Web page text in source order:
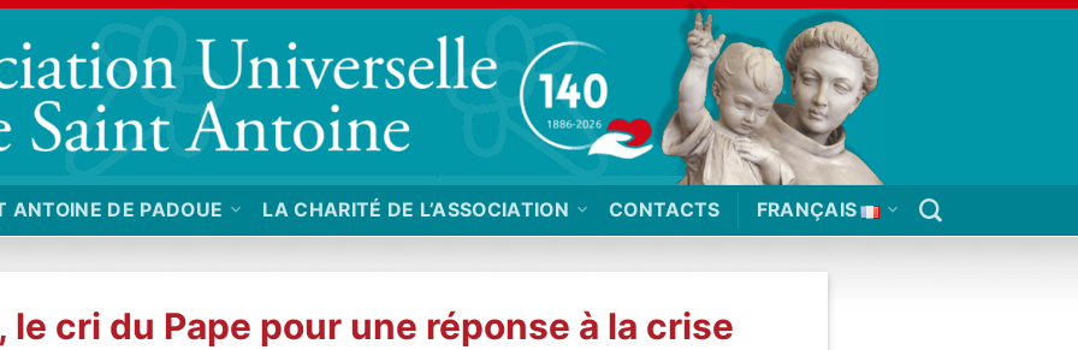
ANTOINE DE PADOUE LA CHARITÉ DE L’ASSOCIATION CONTACTS FRANÇAIS
le cri du Pape pour une réponse à la crise